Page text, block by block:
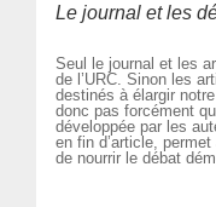
Le journal et les
Seul le journal et les
de l’URC. Sinon les
destinés à élargir
donc pas forcément
développée par les
en fin d’article,
de nourrir le débat